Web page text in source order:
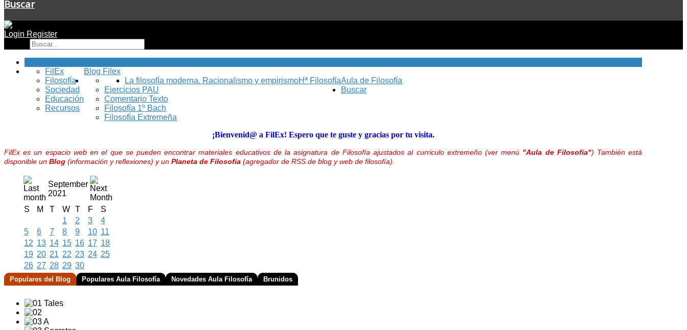
Buscar
Login Register
Blog Filex
FilEx
Filosofía
Sociedad
Educación
Recursos
Aula de Filosofía
Hª Filosofía
La filosofía moderna. Racionalismo y empirismo
Ejercicios PAU
Comentario Texto
Filosofía 1º Bach
Filosofía Extremeña
Buscar
¡Bienvenid@ a FilEx! Espero que te guste y gracias por tu visita.
FilEx es un espacio web en el que se pueden encontrar materiales educativos de la asignatura de Filosofía ajustados al curriculo extremeño (ver menú "Aula de Filosofía") También está
disponible un Blog (información y reflexiones) y un Planeta de Filosofía (agregador de RSS de blog y web de filosofía).
September
2021
S
M T W T F
S
1
2 3
4
5
6 7 8 9 10 11
12 13 14 15 16 17 18
19 20 21 22 23 24 25
26 27 28 29 30
Populares del Blog Populares Aula Filosofía Novedades Aula Filosofía Brunidos